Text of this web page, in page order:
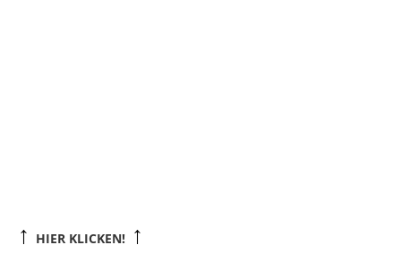
↑ HIER KLICKEN! ↑